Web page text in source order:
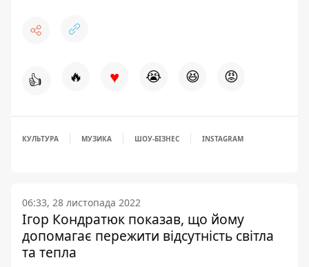
👍 🔥 ♥ 😭 😆 😡
КУЛЬТУРА МУЗИКА ШОУ-БІЗНЕС INSTAGRAM
06:33, 28 листопада 2022
Ігор Кондратюк показав, що йому
допомагає пережити відсутність світла
та тепла